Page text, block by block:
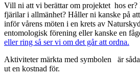
Vill ni att vi berättar om projektet hos er?
fjärilar i allmänhet? Håller ni kanske på
inför vårens möten i en krets av
entomologisk förening eller kanske en
eller ring så ser vi om det går att ordna.
Aktiviteter märkta med symbolen
är
ut en kostnad för.